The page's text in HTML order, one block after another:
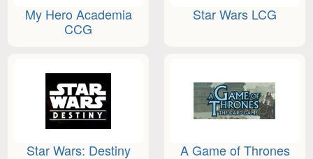
My Hero Academia
CCG
Star Wars LCG
Star Wars: Destiny
A Game of Thrones